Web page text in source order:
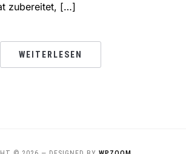
zubereitet, […]
WEITERLESEN